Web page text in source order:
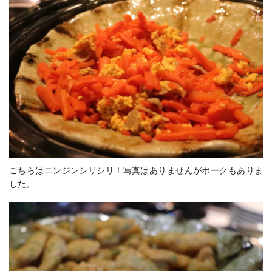
こちらはニンジンシリシリ！写真はありませんがポークもありま
した。